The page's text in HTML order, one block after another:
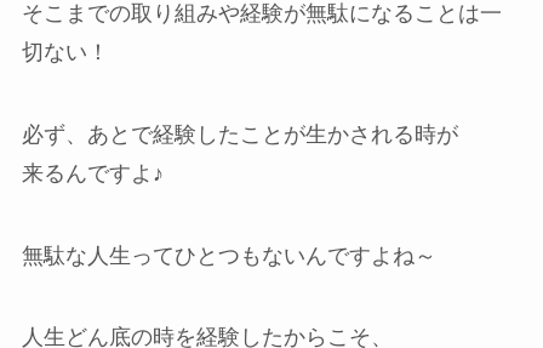
そこまでの取り組みや経験が無駄になることは一
切ない！
必ず、あとで経験したことが生かされる時が
来るんですよ♪
無駄な人生ってひとつもないんですよね～
人生どん底の時を経験したからこそ、